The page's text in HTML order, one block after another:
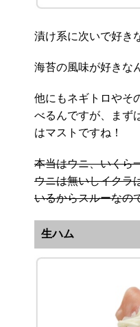
漬け系に次いで好き
海苔の風味が好きな
他にもネギトロやそ
べるんですが、まず
はマストですね！
本当はウニ、いくら
ウニは無いしイクラ
いるからスルーなの
生ハム